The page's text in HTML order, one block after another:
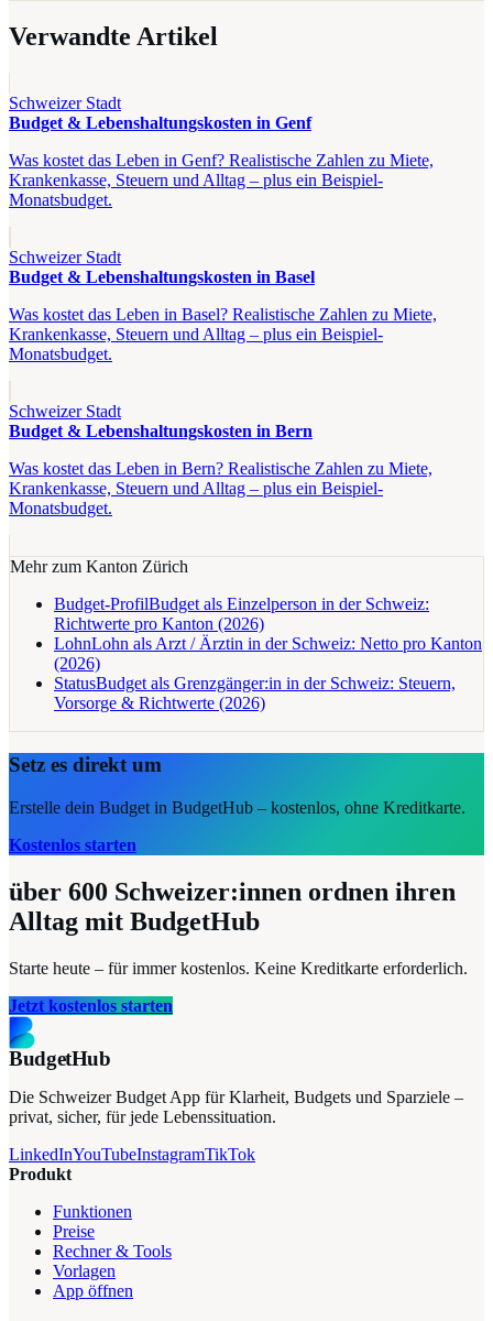
Verwandte Artikel
Schweizer Stadt
Budget & Lebenshaltungskosten in Genf
Was kostet das Leben in Genf? Realistische Zahlen zu Miete,
Krankenkasse, Steuern und Alltag – plus ein Beispiel-
Monatsbudget.
Schweizer Stadt
Budget & Lebenshaltungskosten in Basel
Was kostet das Leben in Basel? Realistische Zahlen zu Miete,
Krankenkasse, Steuern und Alltag – plus ein Beispiel-
Monatsbudget.
Schweizer Stadt
Budget & Lebenshaltungskosten in Bern
Was kostet das Leben in Bern? Realistische Zahlen zu Miete,
Krankenkasse, Steuern und Alltag – plus ein Beispiel-
Monatsbudget.
Mehr zum Kanton Zürich
Budget-ProfilBudget als Einzelperson in der Schweiz:
Richtwerte pro Kanton (2026)
LohnLohn als Arzt / Ärztin in der Schweiz: Netto pro Kanton
(2026)
StatusBudget als Grenzgänger:in in der Schweiz: Steuern,
Vorsorge & Richtwerte (2026)
Setz es direkt um
Erstelle dein Budget in BudgetHub – kostenlos, ohne Kreditkarte.
Kostenlos starten
über 600 Schweizer:innen ordnen ihren
Alltag mit BudgetHub
Starte heute – für immer kostenlos. Keine Kreditkarte erforderlich.
Jetzt kostenlos starten
BudgetHub
Die Schweizer Budget App für Klarheit, Budgets und Sparziele –
privat, sicher, für jede Lebenssituation.
LinkedInYouTubeInstagramTikTok
Produkt
Funktionen
Preise
Rechner & Tools
Vorlagen
App öffnen